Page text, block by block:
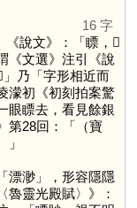
16 字
說文》：「瞟，𥉻
《文選》注引《說
」乃「字形相近而
濛初《初刻拍案驚
眼瞟去，看見餘銀
第28回：「（寶
渺」，形容隱隱
魯靈光殿賦〉》：